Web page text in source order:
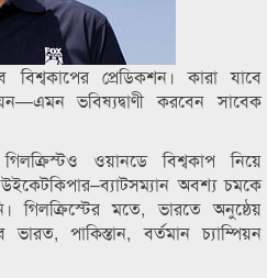
প্রেডিকশন। কারা যাবে
ভবিষ্যদ্বাণী করবেন সাবেক
গিলক্রিস্টও ওয়ানডে বিশ্বকাপ নিয়ে
অবশ্য চমকে
মতে, ভারতে অনুষ্ঠেয়
ভারত, পাকিস্তান, বর্তমান চ্যাম্পিয়ন